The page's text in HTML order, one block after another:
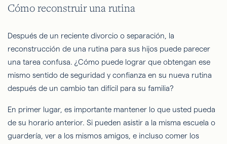
Cómo reconstruir una rutina
Después de un reciente divorcio o separación, la
reconstrucción de una rutina para sus hijos puede parecer
una tarea confusa. ¿Cómo puede lograr que obtengan ese
mismo sentido de seguridad y confianza en su nueva rutina
después de un cambio tan difícil para su familia?
En primer lugar, es importante mantener lo que usted pueda
de su horario anterior. Si pueden asistir a la misma escuela o
guardería, ver a los mismos amigos, e incluso comer los